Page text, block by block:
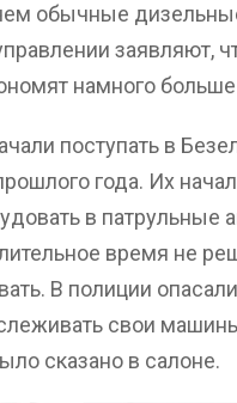
обычные
заявляют,
намного
поступать в
года. Их
в патрульные
время не
В полиции
свои
сказано в салоне.